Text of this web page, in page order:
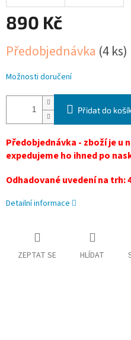
890 Kč
cena:
Předobjednávka (4 ks)
Možnosti doručení
Přidat do
Předobjednávka - zboží je u
expedujeme ho ihned po
Odhadované uvedení na trh:
Detailní informace
ZEPTAT SE HLÍDAT